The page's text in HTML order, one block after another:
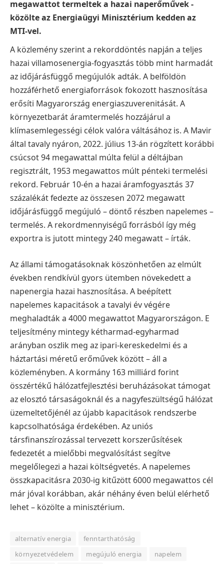
megawattot termeltek a hazai naperőművek -
közölte az Energiaügyi Minisztérium kedden az
MTI-vel.
A közlemény szerint a rekorddöntés napján a teljes
hazai villamosenergia-fogyasztás több mint harmadát
az időjárásfüggő megújulók adták. A belföldön
hozzáférhető energiaforrások fokozott hasznosítása
erősíti Magyarország energiaszuverenitását. A
környezetbarát áramtermelés hozzájárul a
klímasemlegességi célok valóra váltásához is. A Mavir
által tavaly nyáron, 2022. július 13-án rögzített korábbi
csúcsot 94 megawattal múlta felül a déltájban
regisztrált, 1953 megawattos múlt pénteki termelési
rekord. Február 10-én a hazai áramfogyasztás 37
százalékát fedezte az összesen 2072 megawatt
időjárásfüggő megújuló – döntő részben napelemes –
termelés. A rekordmennyiségű forrásból így még
exportra is jutott mintegy 240 megawatt – írták.
Az állami támogatásoknak köszönhetően az elmúlt
években rendkívül gyors ütemben növekedett a
napenergia hazai hasznosítása. A beépített
napelemes kapacitások a tavalyi év végére
meghaladták a 4000 megawattot Magyarországon. E
teljesítmény mintegy kétharmad-egyharmad
arányban oszlik meg az ipari-kereskedelmi és a
háztartási méretű erőművek között – áll a
közleményben. A kormány 163 milliárd forint
összértékű hálózatfejlesztési beruházásokat támogat
az elosztó társaságoknál és a nagyfeszültségű hálózat
üzemeltetőjénél az újabb kapacitások rendszerbe
kapcsolhatósága érdekében. Az uniós
társfinanszírozással tervezett korszerűsítések
fedezetét a mielőbbi megvalósítást segítve
megelőlegezi a hazai költségvetés. A napelemes
összkapacitásra 2030-ig kitűzött 6000 megawattos cél
már jóval korábban, akár néhány éven belül elérhető
lehet – közölte a minisztérium.
alternatív energia
fenntarthatóság
környezetvédelem
megújuló energia
napelem